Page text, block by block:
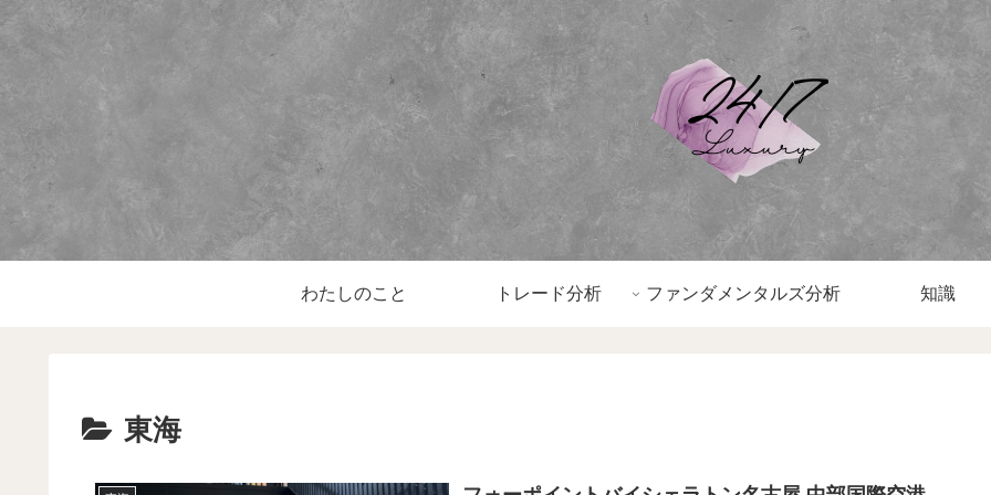
わたしのこと トレード分析 ファンダメンタルズ分析 知識
東海